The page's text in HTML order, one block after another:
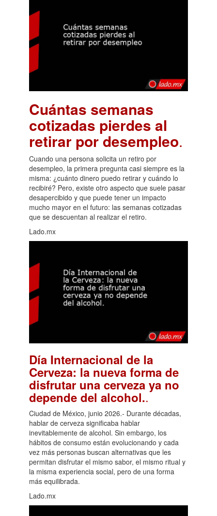
Cuántas semanas
cotizadas pierdes al
retirar por desempleo.
Cuando una persona solicita un retiro por
desempleo, la primera pregunta casi siempre es la
misma: ¿cuánto dinero puedo retirar y cuándo lo
recibiré? Pero, existe otro aspecto que suele pasar
desapercibido y que puede tener un impacto
mucho mayor en el futuro: las semanas cotizadas
que se descuentan al realizar el retiro.
Lado.mx
Día Internacional de la
Cerveza: la nueva forma de
disfrutar una cerveza ya no
depende del alcohol..
Ciudad de México, junio 2026.- Durante décadas,
hablar de cerveza significaba hablar
inevitablemente de alcohol. Sin embargo, los
hábitos de consumo están evolucionando y cada
vez más personas buscan alternativas que les
permitan disfrutar el mismo sabor, el mismo ritual y
la misma experiencia social, pero de una forma
más equilibrada.
Lado.mx